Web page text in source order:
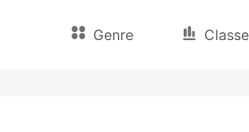
Genre